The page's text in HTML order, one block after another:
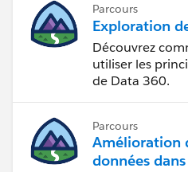
Parcours
Exploration
Découvrez
utiliser les
de Data 360.
Parcours
Amélioration
données